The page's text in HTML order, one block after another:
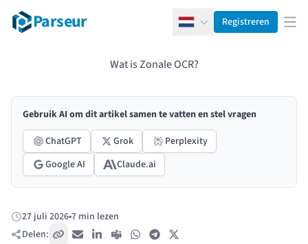
Parseur NederlandsRegistreren
Wat is Zonale OCR?
Gebruik AI om dit artikel samen te vatten en stel vragen
ChatGPT
Grok
Perplexity
Google AI
Claude.ai
Gepubliceerd:
27 juli 2026•7 min lezen
Delen:
Kopieer link
E-mail LinkedIn
Teams WhatsAppTelegram